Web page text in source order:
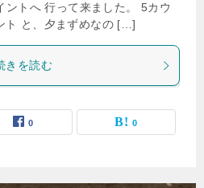
ントへ 行って来ました。 5カウ
ト と、夕まずめなの […]
きを読む
0 0